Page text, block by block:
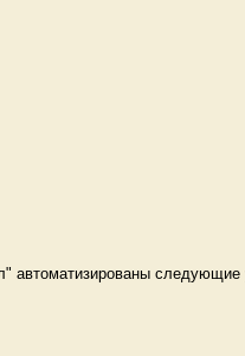
автоматизированы